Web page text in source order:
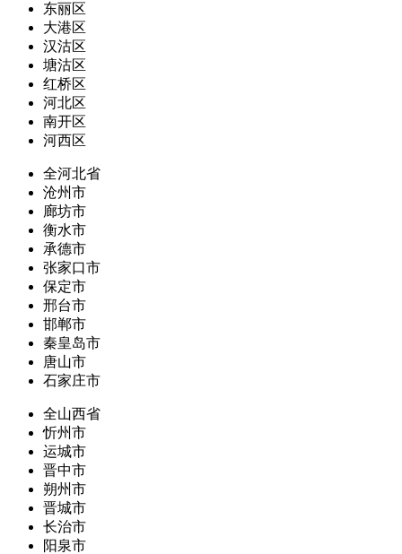
东丽区
大港区
汉沽区
塘沽区
红桥区
河北区
南开区
河西区
全河北省
沧州市
廊坊市
衡水市
承德市
张家口市
保定市
邢台市
邯郸市
秦皇岛市
唐山市
石家庄市
全山西省
忻州市
运城市
晋中市
朔州市
晋城市
长治市
阳泉市